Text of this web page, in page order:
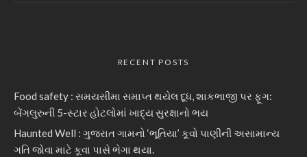
RECENT POSTS
Food safety : સમયસીમા સમાપ્ત થયેલ દૂધ, શાકભાજી પર ફૂગ:
બેંગલુરુની 5-સ્ટાર હોટલોમાં ખાદ્ય સુરક્ષાનો ભય
Haunted Well : ગુજરાત ગામનો ‘ભૂતિયા’ કૂવો પાણીની અસામાન્ય
ગતિ જોવા માટે કૂવા પાસે ભેગા થયા.